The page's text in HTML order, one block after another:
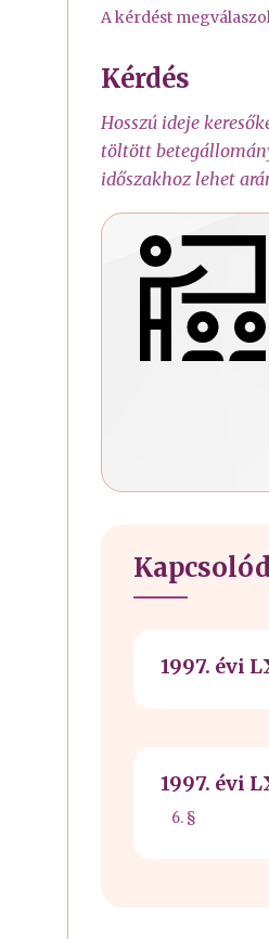
A kérdést
Kérdés
Hosszú ideje
töltött
időszakhoz lehet
1997. évi
1997. évi
6. §